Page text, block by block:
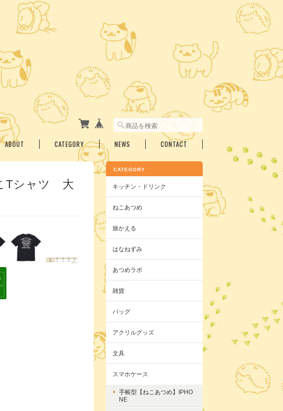
ABOUT CATEGORY NEWS CONTACT
Tシャツ 大
CATEGORY
キッチン・ドリンク
ねこあつめ
旅かえる
はなねずみ
あつめラボ
雑貨
バッグ
アクリルグッズ
文具
スマホケース
手帳型【ねこあつめ】IPHO
NE